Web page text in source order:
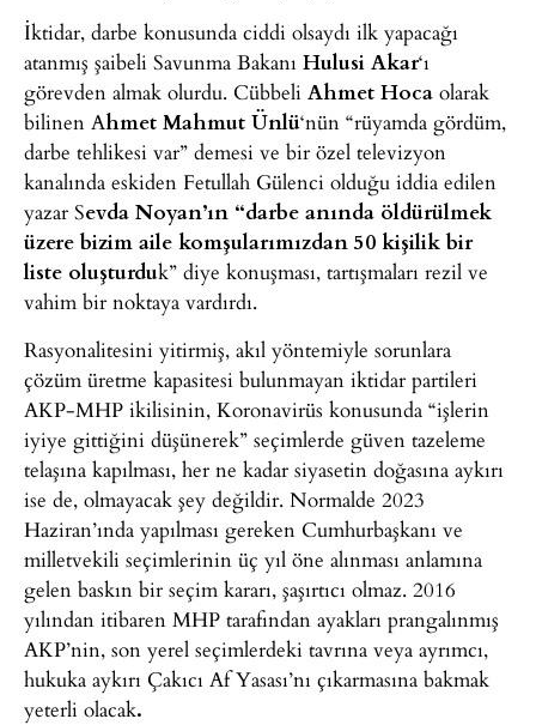
İktidar, darbe konusunda ciddi olsaydı ilk yapacağı
atanmış şaibeli Savunma Bakanı Hulusi Akar‘ı
görevden almak olurdu. Cübbeli Ahmet Hoca olarak
bilinen Ahmet Mahmut Ünlü‘nün “rüyamda gördüm,
darbe tehlikesi var” demesi ve bir özel televizyon
kanalında eskiden Fetullah Gülenci olduğu iddia edilen
yazar Sevda Noyan’ın “darbe anında öldürülmek
üzere bizim aile komşularımızdan 50 kişilik bir
liste oluşturduk” diye konuşması, tartışmaları rezil ve
vahim bir noktaya vardırdı.
Rasyonalitesini yitirmiş, akıl yöntemiyle sorunlara
çözüm üretme kapasitesi bulunmayan iktidar partileri
AKP-MHP ikilisinin, Koronavirüs konusunda “işlerin
iyiye gittiğini düşünerek” seçimlerde güven tazeleme
telaşına kapılması, her ne kadar siyasetin doğasına aykırı
ise de, olmayacak şey değildir. Normalde 2023
Haziran’ında yapılması gereken Cumhurbaşkanı ve
milletvekili seçimlerinin üç yıl öne alınması anlamına
gelen baskın bir seçim kararı, şaşırtıcı olmaz. 2016
yılından itibaren MHP tarafından ayakları prangalınmış
AKP’nin, son yerel seçimlerdeki tavrına veya ayrımcı,
hukuka aykırı Çakıcı Af Yasası’nı çıkarmasına bakmak
yeterli olacak.